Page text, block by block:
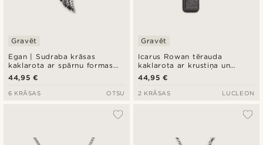
Egan | Sudraba krāsas
kaklarota ar spārnu formas
piekariņu
Gravēt
44,95 €
6 KRĀSAS OTSU
Icarus Rowan tērauda
kaklarota ar krustiņa un
melnu armijas stila piekariņu
Gravēt
44,95 €
2 KRĀSAS LUCLEON